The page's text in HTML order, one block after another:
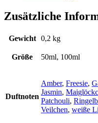
Zusätzliche
Gewicht 0,2 kg
Größe 50ml, 100ml
Duftnoten
Amber, Freesie,
Jasmin,
Patchouli,
Veilchen, weiße